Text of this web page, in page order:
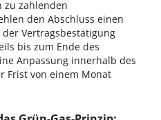
zu zahlenden
den Abschluss einen
Vertragsbestätigung
bis zum Ende des
Anpassung innerhalb des
Frist von einem Monat